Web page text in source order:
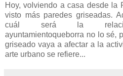
Hoy, volviendo a casa desde la
visto más paredes griseadas.
cuál será la relación
ayuntamientoqueborra no lo sé,
griseado vaya a afectar a la
arte urbano se refiere...